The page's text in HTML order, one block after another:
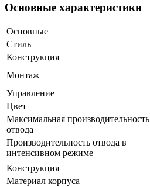
Основные характеристики
Основные
Стиль
Конструкция
Монтаж
Управление
Цвет
Максимальная производительность
отвода
Производительность отвода в
интенсивном режиме
Конструкция
Материал корпуса